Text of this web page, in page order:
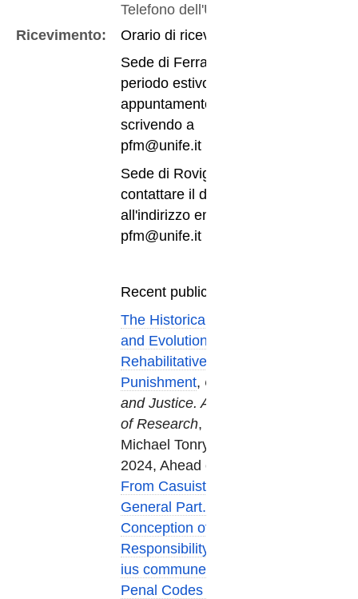
Telefono dell'Ufficio
Ricevimento:
Orario di ricevimento:
Sede di Ferrara: nel
periodo estivo, su
appuntamento
scrivendo a
pfm@unife.it
Sede di Rovigo:
contattare il docente
all'indirizzo email
pfm@unife.it
Recent publications:
The Historical Origins
and Evolution of
Rehabilitative
Punishment, Crime
and Justice. A Review
of Research, edited by
Michael Tonry, 53,
2024, Ahead of print.
From Casuistry to the
General Part. The
Conception of Criminal
Responsibility from the
ius commune to the
Penal Codes (Twelfth–